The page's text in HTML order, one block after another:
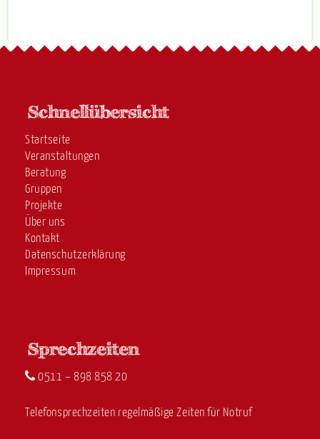
Startseite
Veranstaltungen
Beratung
Gruppen
Projekte
Über uns
Kontakt
Datenschutzerklärung
Impressum
0511 – 898 858 20
Telefonsprechzeiten regelmäßige Zeiten für Notruf